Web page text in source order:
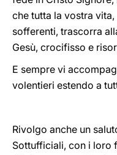
che tutta la vostra
sofferenti, trascorra
Gesù, crocifisso e
E sempre vi
volentieri estendo a
Rivolgo anche un
Sottufficiali, con i loro